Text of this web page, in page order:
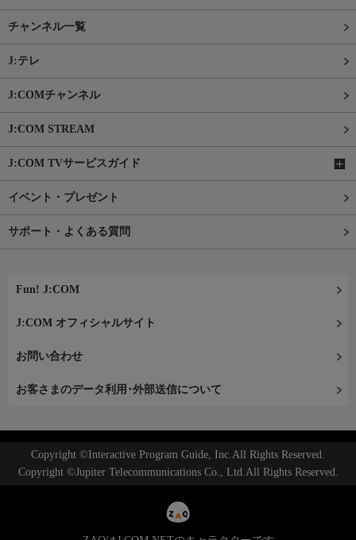
チャンネル一覧
J:テレ
J:COMチャンネル
J:COM STREAM
J:COM TVサービスガイド
イベント・プレゼント
サポート・よくある質問
Fun! J:COM
J:COM オフィシャルサイト
お問い合わせ
お客さまのデータ利用･外部送信について
Copyright ©Interactive Program Guide, Inc.All Rights Reserved.
Copyright ©Jupiter Telecommunications Co., Ltd.All Rights Reserved.